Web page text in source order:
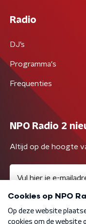
Radio
DJ’s
Programma's
Frequenties
NPO Radio 2
Altijd op de hoogte